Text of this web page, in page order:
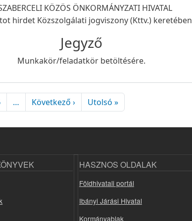
KÖZÖS ÖNKORMÁNYZATI HIVATAL
hirdet Közszolgálati jogviszony (Kttv.) keretében
Jegyző
Munkakör/feladatkör betöltésére.
… Következő ›Következő oldal
Utolsó »Utolsó oldal
HASZNOS OLDALAK
Földhivatali portál
Ibányi Járási Hivatal
Kormányablak